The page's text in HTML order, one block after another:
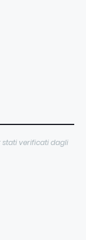
stati verificati dagli